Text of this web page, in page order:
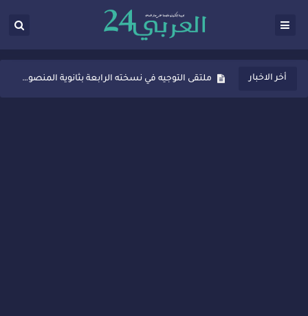
أخر الاخبار
ثانوية المنصور الذهبي بسيدي قاسم تُعزّز ثقافة التوجيه المدرسي بمبادرة نوعية تجمع بين التفاعل والتكريم
ملتقى التوجيه في نسخته الرابعة بثانوية المنصور الذهبي بسيدي قاسم